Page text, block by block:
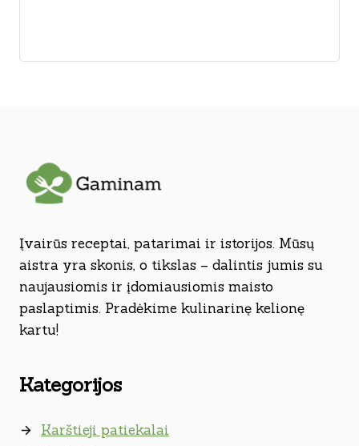
Įvairūs receptai, patarimai ir istorijos. Mūsų
aistra yra skonis, o tikslas – dalintis jumis su
naujausiomis ir įdomiausiomis maisto
paslaptimis. Pradėkime kulinarinę kelionę
kartu!
Kategorijos
Karštieji patiekalai